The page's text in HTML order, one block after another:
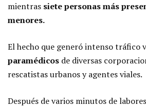
mientras siete personas más
menores.
El hecho que generó intenso tráfico
paramédicos de diversas
rescatistas urbanos y agentes viales.
Después de varios minutos de